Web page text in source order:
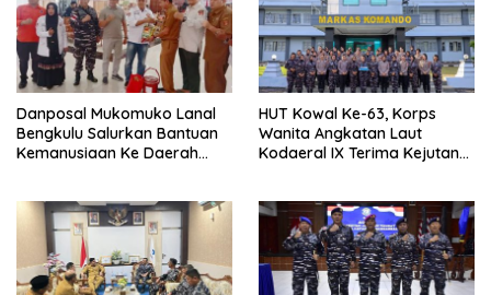
Danposal Mukomuko Lanal
Bengkulu Salurkan Bantuan
Kemanusiaan Ke Daerah
HUT Kowal Ke-63, Korps
Wanita Angkatan Laut
Kodaeral IX Terima Kejutan